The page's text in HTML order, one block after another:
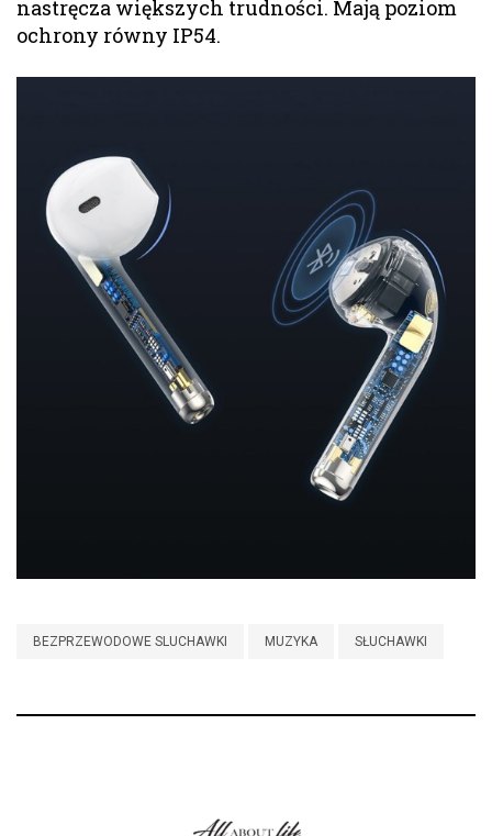
nastręcza większych trudności. Mają poziom
ochrony równy IP54.
BEZPRZEWODOWE SLUCHAWKI MUZYKA SŁUCHAWKI